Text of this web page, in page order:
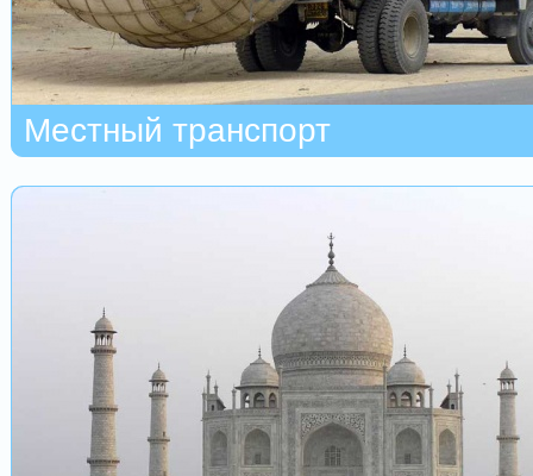
Местный транспорт